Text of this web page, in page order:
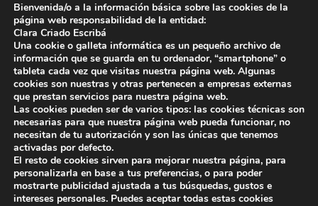
Servicios para escritores
¡Letropía te ayuda con tu libro!
Autopublicar un libro
Cuanto cuesta publicar un libro
Cómo escribir un libro y publicarlo
Bienvenida/o a la información básica sobre las cookies de la
página web responsabilidad de la entidad:
Clara Criado Escribá
Una cookie o galleta informática es un pequeño archivo de
información que se guarda en tu ordenador, “smartphone” o
tableta cada vez que visitas nuestra página web. Algunas
cookies son nuestras y otras pertenecen a empresas externas
que prestan servicios para nuestra página web.
Las cookies pueden ser de varios tipos: las cookies técnicas son
necesarias para que nuestra página web pueda funcionar, no
necesitan de tu autorización y son las únicas que tenemos
activadas por defecto.
El resto de cookies sirven para mejorar nuestra página, para
personalizarla en base a tus preferencias, o para poder
mostrarte publicidad ajustada a tus búsquedas, gustos e
intereses personales. Puedes aceptar todas estas cookies